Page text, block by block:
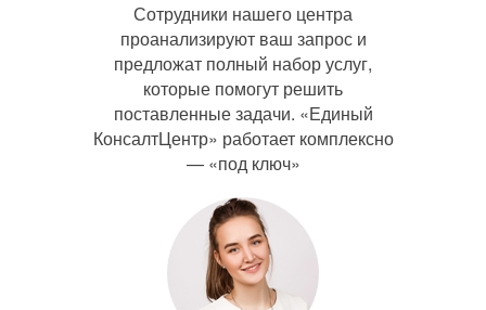
Сотрудники нашего центра
проанализируют ваш запрос и
предложат полный набор услуг,
которые помогут решить
поставленные задачи. «Единый
КонсалтЦентр» работает комплексно
— «под ключ»